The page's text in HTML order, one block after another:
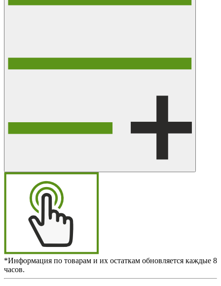
*Информация по товарам и их остаткам обновляется каждые 8
часов.